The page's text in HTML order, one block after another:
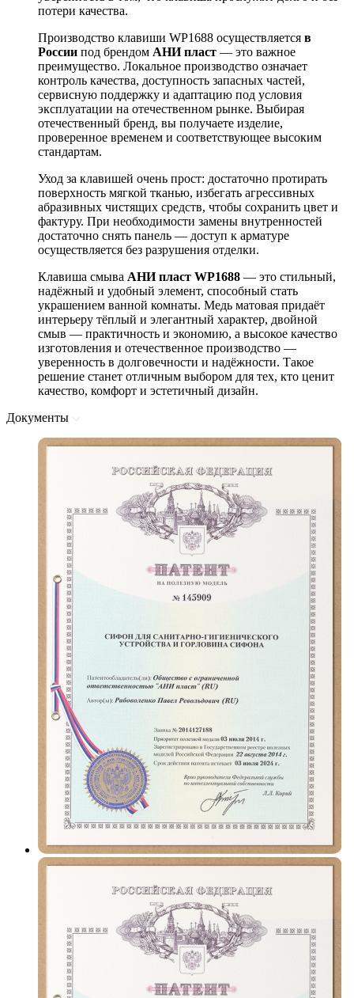
потери качества.
Производство клавиши WP1688 осуществляется в
России под брендом АНИ пласт — это важное
преимущество. Локальное производство означает
контроль качества, доступность запасных частей,
сервисную поддержку и адаптацию под условия
эксплуатации на отечественном рынке. Выбирая
отечественный бренд, вы получаете изделие,
проверенное временем и соответствующее высоким
стандартам.
Уход за клавишей очень прост: достаточно протирать
поверхность мягкой тканью, избегать агрессивных
абразивных чистящих средств, чтобы сохранить цвет и
фактуру. При необходимости замены внутренностей
достаточно снять панель — доступ к арматуре
осуществляется без разрушения отделки.
Клавиша смыва АНИ пласт WP1688 — это стильный,
надёжный и удобный элемент, способный стать
украшением ванной комнаты. Медь матовая придаёт
интерьеру тёплый и элегантный характер, двойной
смыв — практичность и экономию, а высокое качество
изготовления и отечественное производство —
уверенность в долговечности и надёжности. Такое
решение станет отличным выбором для тех, кто ценит
качество, комфорт и эстетичный дизайн.
Документы